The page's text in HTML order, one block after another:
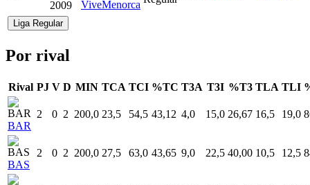
2009
ViveMenorca
Liga Regular
Por rival
Rival PJ V D MIN TCA TCI %TC T3A T3I %T3 TLA TLI
BAR
2 0 2 200,0 23,5 54,5 43,12 4,0 15,0 26,67 16,5 19,0
BAS
2 0 2 200,0 27,5 63,0 43,65 9,0 22,5 40,00 10,5 12,5